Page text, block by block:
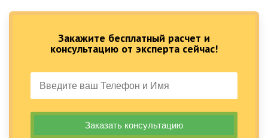
Закажите бесплатный расчет и
консультацию от эксперта сейчас!